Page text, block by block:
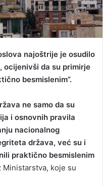
najoštrije je osudilo
ocijenivši da su primirje
besmislenim”.
ne samo da su
i osnovnih pravila
nacionalnog
država, već su i
praktično besmislenim
Ministarstva, koje su